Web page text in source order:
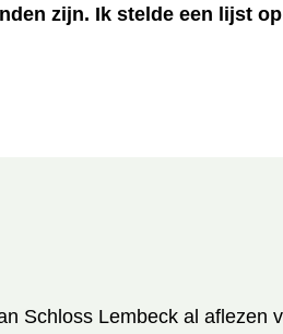
zijn. Ik stelde een lijst
Schloss Lembeck al aflezen